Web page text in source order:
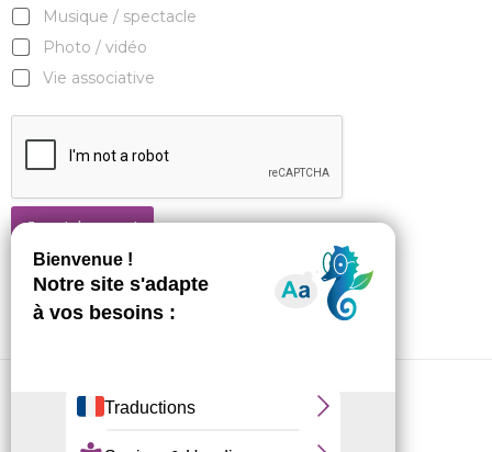
Musique / spectacle
Photo / vidéo
Vie associative
Je m'abonne !